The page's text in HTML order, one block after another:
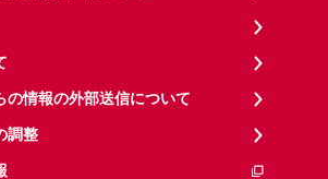
の情報の外部送信について
調整